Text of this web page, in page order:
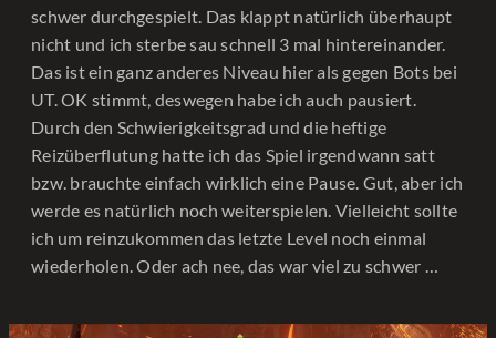
schwer durchgespielt. Das klappt natürlich überhaupt
nicht und ich sterbe sau schnell 3 mal hintereinander.
Das ist ein ganz anderes Niveau hier als gegen Bots bei
UT. OK stimmt, deswegen habe ich auch pausiert.
Durch den Schwierigkeitsgrad und die heftige
Reizüberflutung hatte ich das Spiel irgendwann satt
bzw. brauchte einfach wirklich eine Pause. Gut, aber ich
werde es natürlich noch weiterspielen. Vielleicht sollte
ich um reinzukommen das letzte Level noch einmal
wiederholen. Oder ach nee, das war viel zu schwer …